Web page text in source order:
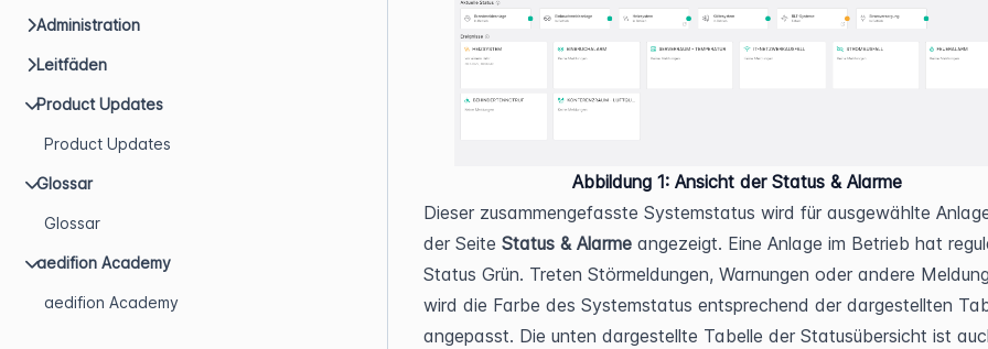
Administration
Leitfäden
Product Updates
Product Updates
Glossar
Glossar
aedifion Academy
aedifion Academy
Abbildung 1: Ansicht der Status & Alarme
Dieser zusammengefasste Systemstatus wird für ausgewählte
der Seite Status & Alarme angezeigt. Eine Anlage im Betrieb hat
Status Grün. Treten Störmeldungen, Warnungen oder andere
wird die Farbe des Systemstatus entsprechend der dargestellten
angepasst. Die unten dargestellte Tabelle der Statusübersicht ist